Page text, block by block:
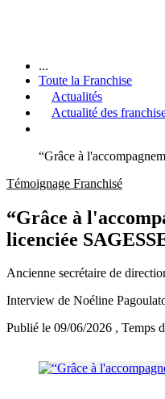
...
Toute la Franchise
Actualités
Actualité des
“Grâce à
Témoignage Franchisé
“Grâce à
licenciée
Ancienne secrétaire de
Interview de Noéline
Publié le 09/06/2026 , Temps